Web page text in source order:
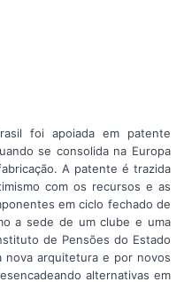
foi apoiada em patente
se consolida na Europa
A patente é trazida
com os recursos e as
em ciclo fechado de
a sede de um clube e uma
de Pensões do Estado
nova arquitetura e por novos
alternativas em